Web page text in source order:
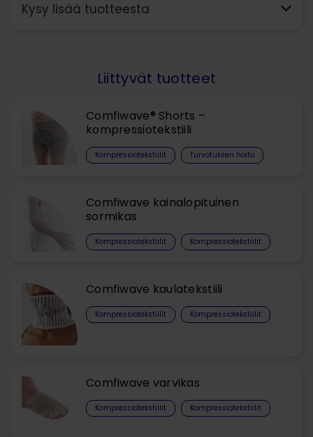
Kysy lisää tuotteesta
Liittyvät tuotteet
Comfiwave® Shorts –
kompressiotekstiili
Kompressiotekstiilit Turvotuksen hoito
Comfiwave kainalopituinen
sormikas
Kompressiotekstiilit Kompressiotekstiilit
Comfiwave kaulatekstiili
Kompressiotekstiilit Kompressiotekstiilit
Comfiwave varvikas
Kompressiotekstiilit Kompressiotekstiilit